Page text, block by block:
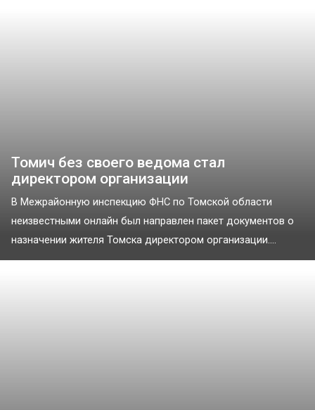
Томич без своего ведома стал
директором организации
В Межрайонную инспекцию ФНС по Томской области
неизвестными онлайн был направлен пакет документов о
назначении жителя Томска директором организации....